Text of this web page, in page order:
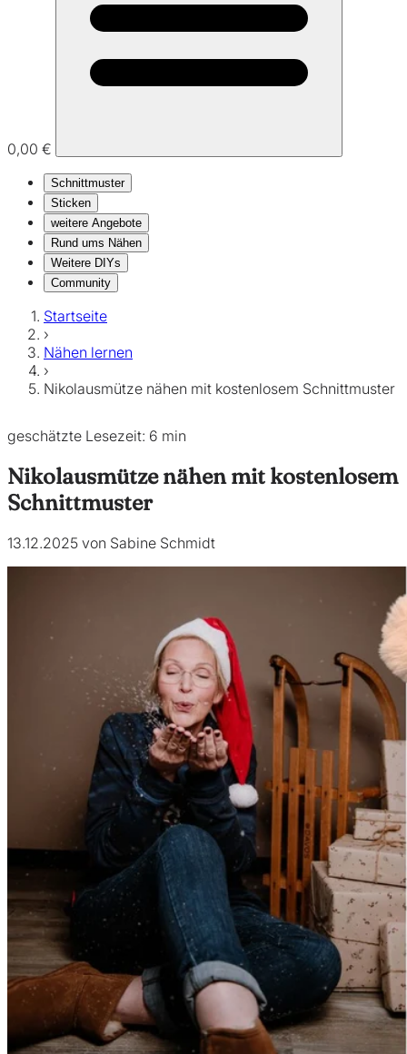
0,00 €
Schnittmuster
Sticken
weitere Angebote
Rund ums Nähen
Weitere DIYs
Community
Startseite
›
Nähen lernen
›
Nikolausmütze nähen mit kostenlosem Schnittmuster
geschätzte Lesezeit: 6 min
Nikolausmütze nähen mit kostenlosem
Schnittmuster
13.12.2025 von Sabine Schmidt